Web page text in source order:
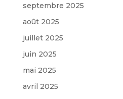
septembre 2025
août 2025
juillet 2025
juin 2025
mai 2025
avril 2025